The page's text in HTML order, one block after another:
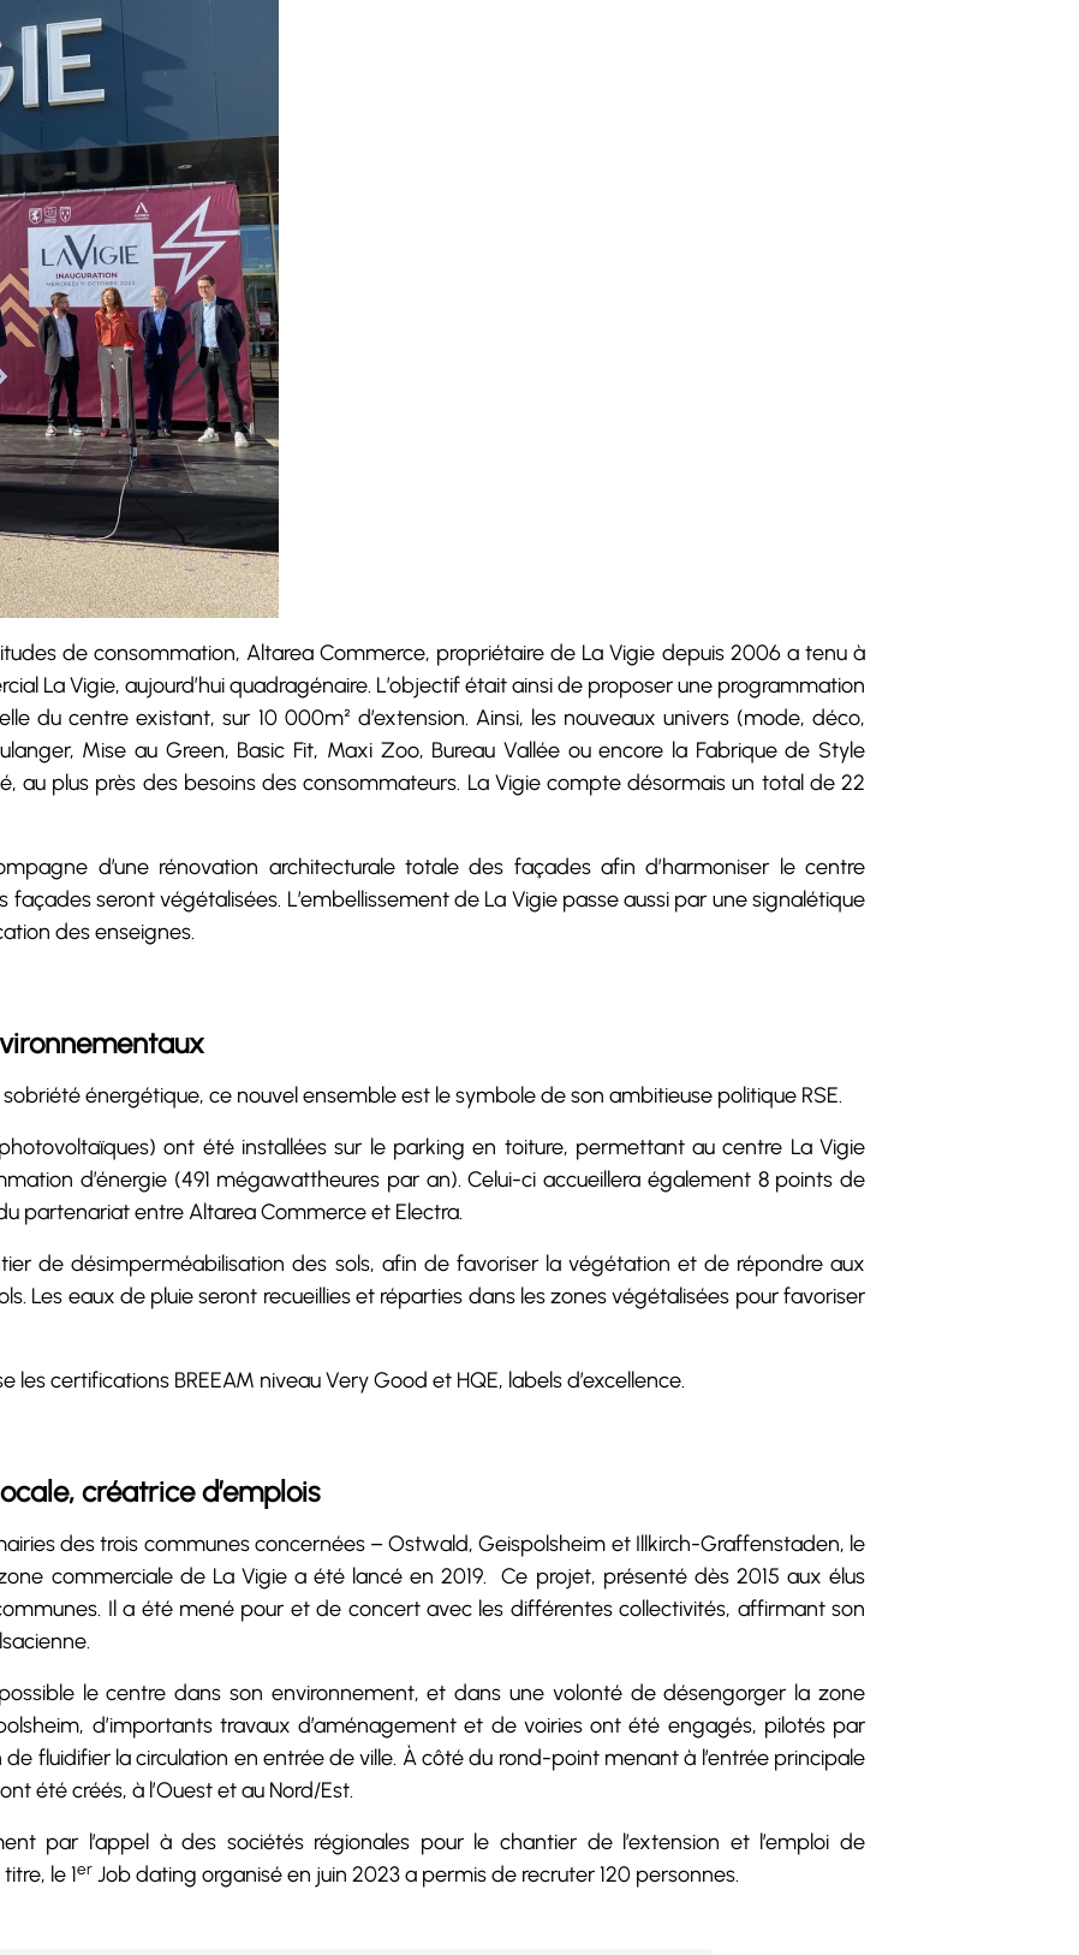
de consommation, Altarea Commerce, propriétaire de La Vigie depuis 2006 a tenu à
La Vigie, aujourd’hui quadragénaire. L’objectif était ainsi de proposer une programmation
du centre existant, sur 10 000m² d’extension. Ainsi, les nouveaux univers (mode, déco,
Mise au Green, Basic Fit, Maxi Zoo, Bureau Vallée ou encore la Fabrique de Style
au plus près des besoins des consommateurs. La Vigie compte désormais un total de 22
d’une rénovation architecturale totale des façades afin d’harmoniser le centre
seront végétalisées. L’embellissement de La Vigie passe aussi par une signalétique
des enseignes.
énergétique, ce nouvel ensemble est le symbole de son ambitieuse politique RSE.
ont été installées sur le parking en toiture, permettant au centre La Vigie
d’énergie (491 mégawattheures par an). Celui-ci accueillera également 8 points de
partenariat entre Altarea Commerce et Electra.
de désimperméabilisation des sols, afin de favoriser la végétation et de répondre aux
Les eaux de pluie seront recueillies et réparties dans les zones végétalisées pour favoriser
les certifications BREEAM niveau Very Good et HQE, labels d’excellence.
créatrice d’emplois
des trois communes concernées – Ostwald, Geispolsheim et Illkirch-Graffenstaden, le
commerciale de La Vigie a été lancé en 2019. Ce projet, présenté dès 2015 aux élus
Il a été mené pour et de concert avec les différentes collectivités, affirmant son
le centre dans son environnement, et dans une volonté de désengorger la zone
d’importants travaux d’aménagement et de voiries ont été engagés, pilotés par
de fluidifier la circulation en entrée de ville. À côté du rond-point menant à l’entrée principale
été créés, à l’Ouest et au Nord/Est.
par l’appel à des sociétés régionales pour le chantier de l’extension et l’emploi de
le 1er Job dating organisé en juin 2023 a permis de recruter 120 personnes.